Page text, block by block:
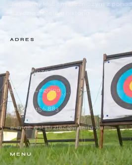
Jesteśmy klubem łuczniczym z ponad
trzydziestoletnią historią.
ADRES
Ul. Górnicza 9
59-220 Legnica
tel. 693 456 883
e-mail: osl.strzlec@interia.eu
MENU